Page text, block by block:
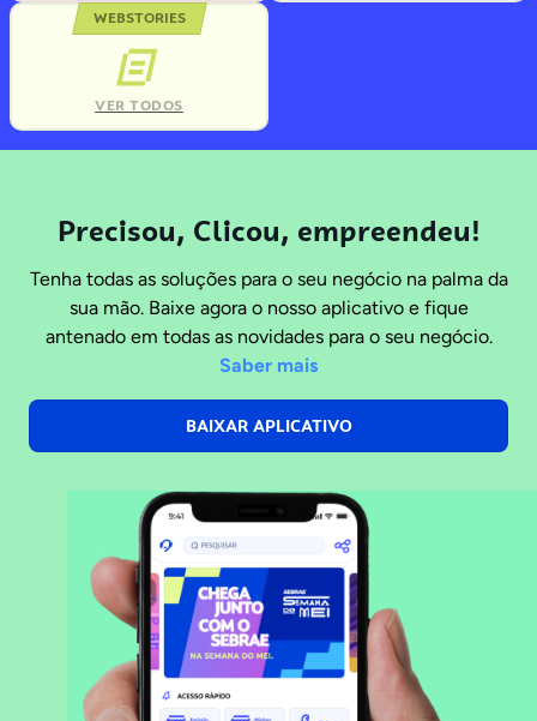
WEBSTORIES
VER TODOS
Precisou, Clicou, empreendeu!
Tenha todas as soluções para o seu negócio na palma da
sua mão. Baixe agora o nosso aplicativo e fique
antenado em todas as novidades para o seu negócio.
Saber mais
BAIXAR APLICATIVO